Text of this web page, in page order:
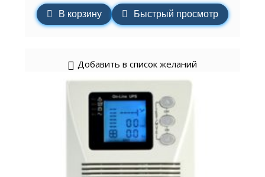
В корзину Быстрый просмотр
Добавить в список желаний